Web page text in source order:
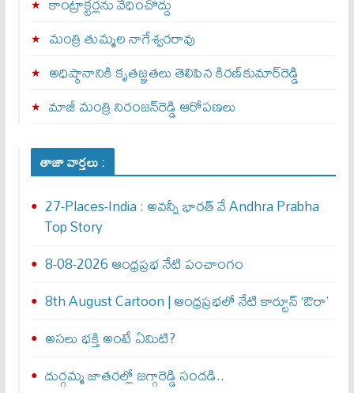
మంత్రి తుమ్మల నాగేశ్వరరావు
అధిష్ఠానానికి కృతజ్ఞతలు తెలిపిన కిరణ్‌కుమార్‌రెడ్డి
మాజీ మంత్రి నిరంజన్‌రెడ్డి ఆరోపణలు
తాజా వార్తలు :
27-Places-India : అవ‌న్నీ భార‌త్ వే Andhra Prabha
Top Story
8-08-2026 ఆంధ్రప్రభ నేటి పంచాంగం
8th August Cartoon | ఆంధ్రప్రభలో నేటి కార్టూన్ ‘ఔరా’
అసలు భక్తి అంటే ఏమిటి?
దుర్గమ్మ జాతరల్లో జగ్గారెడ్డి సందడి..